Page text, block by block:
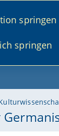
springen
springen